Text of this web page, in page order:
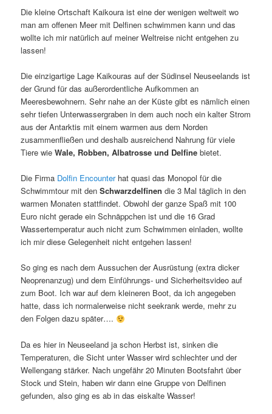
Die kleine Ortschaft Kaikoura ist eine der wenigen weltweit wo
man am offenen Meer mit Delfinen schwimmen kann und das
wollte ich mir natürlich auf meiner Weltreise nicht entgehen zu
lassen!
Die einzigartige Lage Kaikouras auf der Südinsel Neuseelands ist
der Grund für das außerordentliche Aufkommen an
Meeresbewohnern. Sehr nahe an der Küste gibt es nämlich einen
sehr tiefen Unterwassergraben in dem auch noch ein kalter Strom
aus der Antarktis mit einem warmen aus dem Norden
zusammenfließen und deshalb ausreichend Nahrung für viele
Tiere wieWale, Robben, Albatrosse und Delfine bietet.
Die Firma Dolfin Encounterhat quasi das Monopol für die
Schwimmtour mit denSchwarzdelfinen die 3 Mal täglich in den
warmen Monaten stattfindet. Obwohl der ganze Spaß mit 100
Euro nicht gerade ein Schnäppchen ist und die 16 Grad
Wassertemperatur auch nicht zum Schwimmen einladen, wollte
ich mir diese Gelegenheit nicht entgehen lassen!
So ging es nach dem Aussuchen der Ausrüstung (extra dicker
Neoprenanzug) und dem Einführungs- und Sicherheitsvideo auf
zum Boot. Ich war auf dem kleineren Boot, da ich angegeben
hatte, dass ich normalerweise nicht seekrank werde, mehr zu
den Folgen dazu später….
Da es hier in Neuseeland ja schon Herbst ist, sinken die
Temperaturen, die Sicht unter Wasser wird schlechter und der
Wellengang stärker. Nach ungefähr 20 Minuten Bootsfahrt über
Stock und Stein, haben wir dann eine Gruppe von Delfinen
gefunden, also ging es ab in das eiskalte Wasser!